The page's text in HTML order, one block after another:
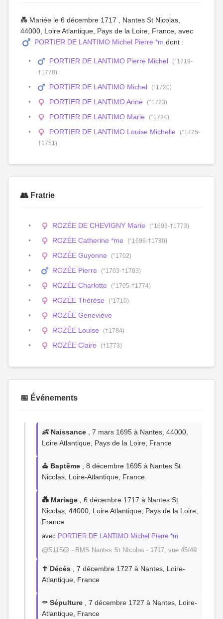
💑 Mariée le 6 décembre 1717 , Nantes St Nicolas,
44000, Loire Atlantique, Pays de la Loire, France, avec
PORTIER DE LANTIMO Michel Pierre *m dont :
PORTIER DE LANTIMO Pierre Michel (°1719-
†1770)
PORTIER DE LANTIMO Michel (°1720)
PORTIER DE LANTIMO Anne (°1723)
PORTIER DE LANTIMO Marie (°1724)
PORTIER DE LANTIMO Louise Michelle
(°1725-
†1751)
👥 Fratrie
ROZÉE DE CHEVIGNY Marie (°1693-†1773)
ROZÉE Catherine *me (°1696-†1780)
ROZÉE Guyonne (°1702)
ROZÉE Pierre (°1703-†1783)
ROZÉE Charlotte (°1705-†1774)
ROZÉE Thérèse (°1710)
ROZÉE Geneviève
ROZÉE Louise
(†1784)
ROZÉE Claire (†1773)
📅 Événements
👶 Naissance , 7 mars 1695 à Nantes, 44000,
Loire Atlantique, Pays de la Loire, France
⛪ Baptême , 8 décembre 1695 à Nantes St
Nicolas, Loire-Atlantique, France
💑 Mariage , 6 décembre 1717 à Nantes St
Nicolas, 44000, Loire Atlantique, Pays de la Loire,
France
avec PORTIER DE LANTIMO Michel Pierre *m
@S115@ - BMS Nantes St NIcolas - 1717, vue 45/49
✝️ Décès , 7 décembre 1727 à Nantes, Loire-
Atlantique, France
⚰️ Sépulture , 7 décembre 1727 à Nantes, Loire-
Atlantique, France